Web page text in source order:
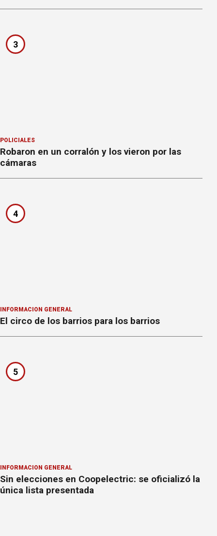
3
POLICIALES
Robaron en un corralón y los vieron por las
cámaras
4
INFORMACION GENERAL
El circo de los barrios para los barrios
5
INFORMACION GENERAL
Sin elecciones en Coopelectric: se oficializó la
única lista presentada